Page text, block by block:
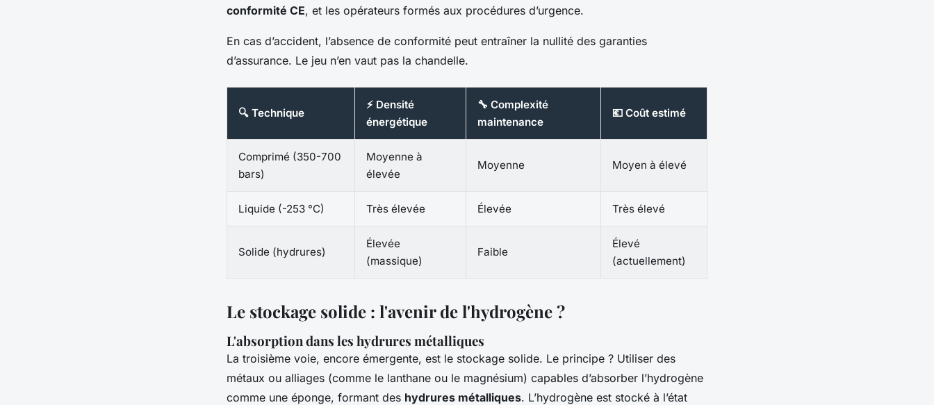
conformité CE, et les opérateurs formés aux procédures d’urgence.
En cas d’accident, l’absence de conformité peut entraîner la nullité des garanties
d’assurance. Le jeu n’en vaut pas la chandelle.
🔍 Technique
⚡ Densité
énergétique
🔧 Complexité
maintenance
💶 Coût estimé
Comprimé (350-700
bars)
Moyenne à
élevée
Moyenne Moyen à élevé
Liquide (-253 °C) Très élevée Élevée Très élevé
Solide (hydrures)
Élevée
(massique)
Faible
Élevé
(actuellement)
Le stockage solide : l'avenir de l'hydrogène ?
L'absorption dans les hydrures métalliques
La troisième voie, encore émergente, est le stockage solide. Le principe ? Utiliser des
métaux ou alliages (comme le lanthane ou le magnésium) capables d’absorber l’hydrogène
comme une éponge, formant des hydrures métalliques. L’hydrogène est stocké à l’état